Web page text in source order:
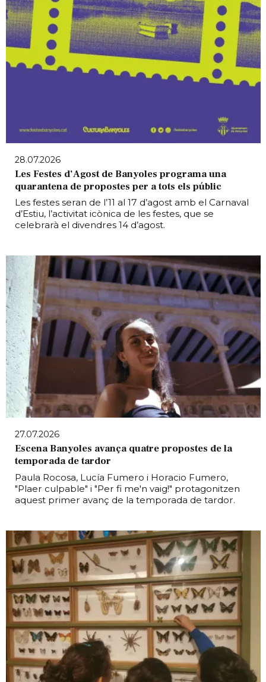
28.07.2026
Les Festes d’Agost de Banyoles programa una
quarantena de propostes per a tots els públic
Les festes seran de l’11 al 17 d’agost amb el Carnaval
d’Estiu, l’activitat icònica de les festes, que se
celebrarà el divendres 14 d’agost.
27.07.2026
Escena Banyoles avança quatre propostes de la
temporada de tardor
Paula Rocosa, Lucía Fumero i Horacio Fumero,
"Plaer culpable" i "Per fi me'n vaig!" protagonitzen
aquest primer avanç de la temporada de tardor.